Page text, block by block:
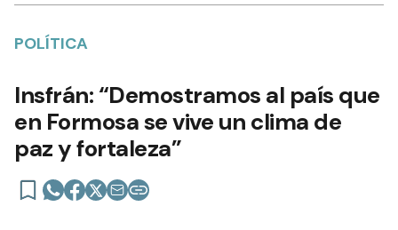
POLÍTICA
Insfrán: “Demostramos al país que
en Formosa se vive un clima de
paz y fortaleza”